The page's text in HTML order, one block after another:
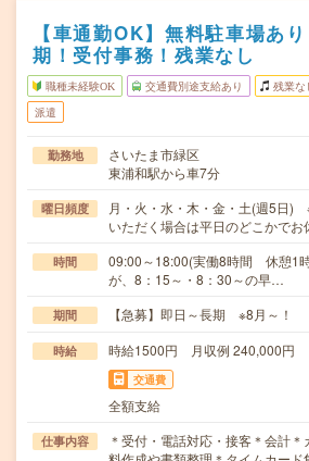
【車通勤OK】無料駐車場あ
期！受付事務！残業なし
職種未経験OK 交通費別途支給あり 残業な
派遣
勤務地
さいたま市緑区
東浦和駅から車7分
曜日頻度
月・火・水・木・金・土(週5日)
いただく場合は平日のどこかでお
時間
09:00～18:00(実働8時間 休憩1
が、8：15～・8：30～の早…
期間 【急募】即日～長期 ※8月～！
時給 時給1500円 月収例 240,000円
交通費
全額支給
仕事内容
＊受付・電話対応・接客＊会計